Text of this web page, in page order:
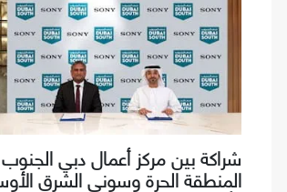
شراكة بين مركز أعمال دبي
المنطقة الحرة وسوني الشرق